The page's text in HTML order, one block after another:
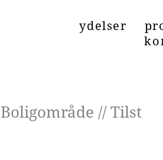
ydelser
Boligområde // Tilst